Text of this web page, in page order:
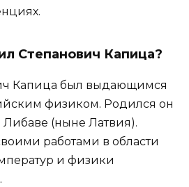
Степанович Капица?
Капица был выдающимся
физиком. Родился он
Либаве (ныне Латвия).
работами в области
и физики